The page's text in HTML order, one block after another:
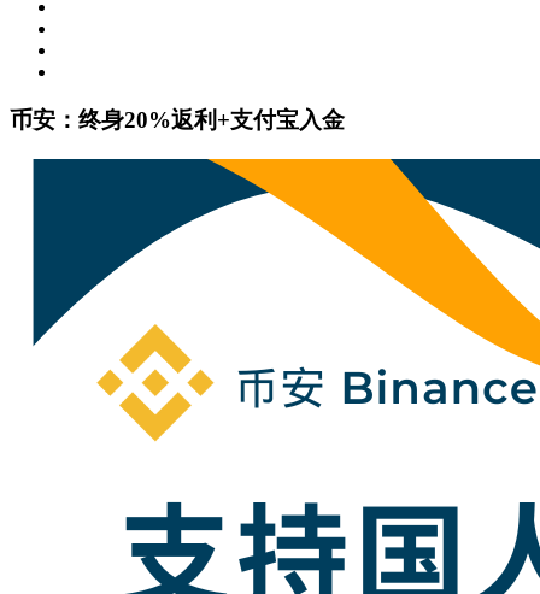
币安：终身20%返利+支付宝入金